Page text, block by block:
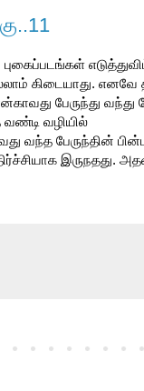
கிடையாது. எனவே
பேருந்து வந்து
வழியில்
வந்த பேருந்தின்